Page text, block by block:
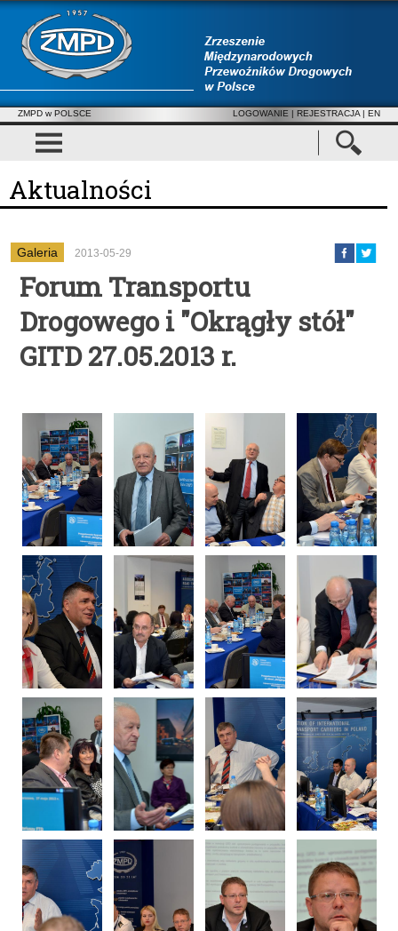
ZMPD w POLSCE LOGOWANIE | REJESTRACJA | EN
Aktualności
Galeria 2013-05-29
Forum Transportu
Drogowego i "Okrągły stół"
GITD 27.05.2013 r.